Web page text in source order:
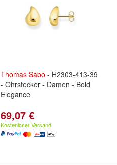
Thomas Sabo - H2303-413-39
- Ohrstecker - Damen - Bold
Elegance
69,07 €
Kostenloser Versand